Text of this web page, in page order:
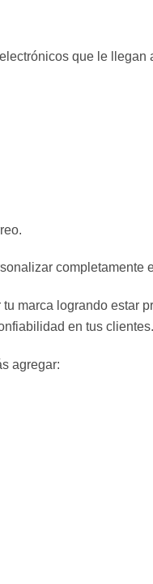
que le llegan
completamente
marca logrando estar
en tus clientes.
agregar: